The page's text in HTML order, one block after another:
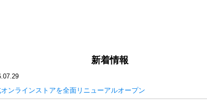
新着情報
ンラインストアを全面リニューアルオープン